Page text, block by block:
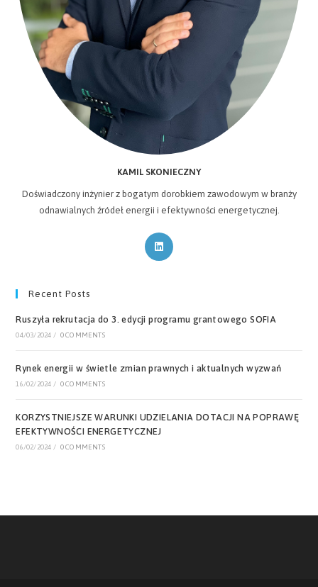
KAMIL SKONIECZNY
Doświadczony inżynier z bogatym dorobkiem zawodowym w branży
odnawialnych źródeł energii i efektywności energetycznej.
Opens
Recent Posts
Ruszyła rekrutacja do 3. edycji programu grantowego SOFIA
04/03/2024 / 0 COMMENTS
Rynek energii w świetle zmian prawnych i aktualnych wyzwań
16/02/2024 / 0 COMMENTS
KORZYSTNIEJSZE WARUNKI UDZIELANIA DOTACJI NA POPRAWĘ
EFEKTYWNOŚCI ENERGETYCZNEJ
06/02/2024 / 0 COMMENTS